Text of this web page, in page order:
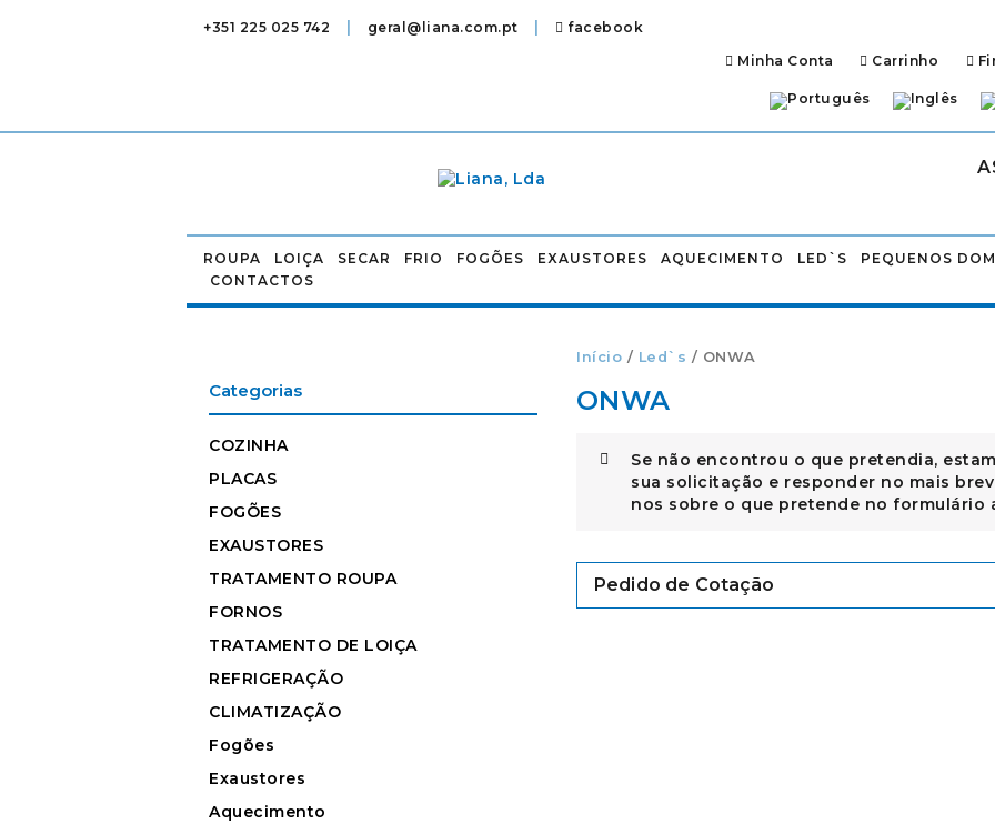
+351 225 025 742 | geral@liana.com.pt | facebook
Minha Conta Carrinho
ROUPA LOIÇA SECAR FRIO FOGÕES EXAUSTORES AQUECIMENTO LED`S PEQUENOS
CONTACTOS
Início / Led`s / ONWA
ONWA
Se não encontrou o que pretendia,
sua solicitação e responder no mais
nos sobre o que pretende no formulário
Pedido de Cotação
Categorias
COZINHA
PLACAS
FOGÕES
EXAUSTORES
TRATAMENTO ROUPA
FORNOS
TRATAMENTO DE LOIÇA
REFRIGERAÇÃO
CLIMATIZAÇÃO
Fogões
Exaustores
Aquecimento